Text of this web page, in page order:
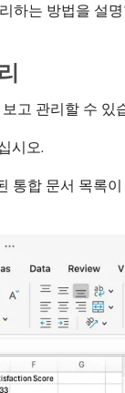
하는 방법을 설
고 관리할 수 있
시오.
통합 문서 목록